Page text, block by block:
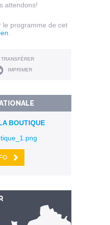
attendons!
le programme de cet
.
TRANSFÉRER
IMPRIMER
BOUTIQUE